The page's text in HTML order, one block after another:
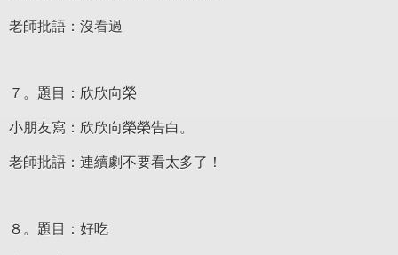
老師批語：沒看過
７。題目：欣欣向榮
小朋友寫：欣欣向榮榮告白。
老師批語：連續劇不要看太多了！
８。題目：好吃